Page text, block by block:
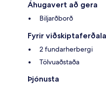
Áhugavert að gera
Biljarðborð
Fyrir
2 fundarherbergi
Tölvuaðstaða
Þjónusta